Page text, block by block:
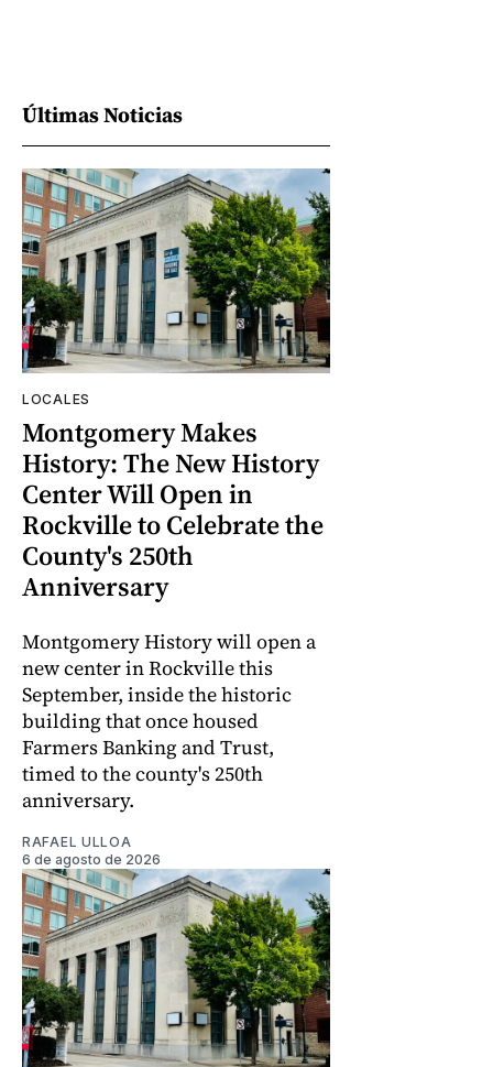
Últimas Noticias
LOCALES
Montgomery Makes
History: The New History
Center Will Open in
Rockville to Celebrate the
County's 250th
Anniversary
Montgomery History will open a
new center in Rockville this
September, inside the historic
building that once housed
Farmers Banking and Trust,
timed to the county's 250th
anniversary.
RAFAEL ULLOA
6 de agosto de 2026